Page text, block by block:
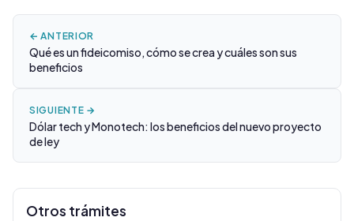
← ANTERIOR
Qué es un fideicomiso, cómo se crea y cuáles son sus
beneficios
SIGUIENTE →
Dólar tech y Monotech: los beneficios del nuevo proyecto
de ley
Otros trámites